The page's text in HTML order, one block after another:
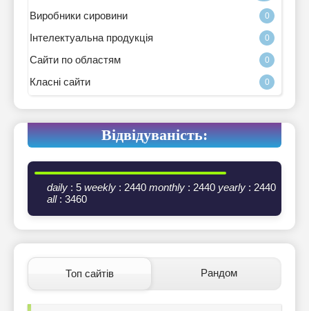
Виробники сировини 0
Інтелектуальна продукція 0
Сайти по областям 0
Класні сайти 0
Відвідуваність:
daily : 5 weekly : 2440 monthly : 2440 yearly : 2440
all: 3460
Топ сайтів Рандом